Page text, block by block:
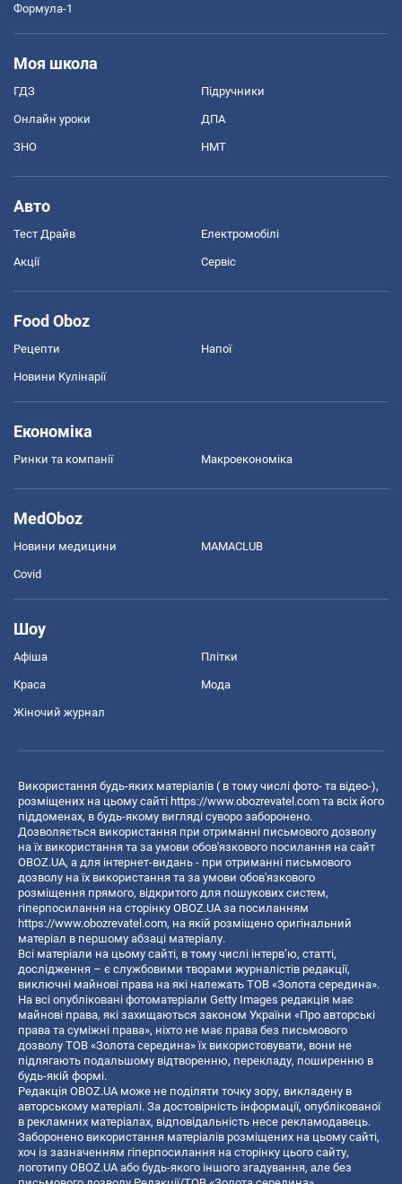
Формула-1
Моя школа
ГДЗ Підручники
Онлайн уроки ДПА
ЗНО НМТ
Авто
Тест Драйв Електромобілі
Акції Сервіс
Food Oboz
Рецепти Напої
Новини Кулінарії
Економіка
Ринки та компанії Макроекономіка
MedOboz
Новини медицини MAMACLUB
Covid
Шоу
Афіша Плітки
Краса Мода
Жіночий журнал
Використання будь-яких матеріалів ( в тому числі фото- та відео-),
розміщених на цьому сайті https://www.obozrevatel.com та всіх його
піддоменах, в будь-якому вигляді суворо заборонено.
Дозволяється використання при отриманні письмового дозволу
на їх використання та за умови обов'язкового посилання на сайт
OBOZ.UA, а для інтернет-видань - при отриманні письмового
дозволу на їх використання та за умови обов'язкового
розміщення прямого, відкритого для пошукових систем,
гіперпосилання на сторінку OBOZ.UA за посиланням
https://www.obozrevatel.com, на якій розміщено оригінальний
матеріал в першому абзаці матеріалу.
Всі матеріали на цьому сайті, в тому числі інтерв’ю, статті,
дослідження – є службовими творами журналістів редакції,
виключні майнові права на які належать ТОВ «Золота середина».
На всі опубліковані фотоматеріали Getty Images редакція має
майнові права, які захищаються законом України «Про авторські
права та суміжні права», ніхто не має права без письмового
дозволу ТОВ «Золота середина» їх використовувати, вони не
підлягають подальшому відтворенню, перекладу, поширенню в
будь-якій формі.
Редакція OBOZ.UA може не поділяти точку зору, викладену в
авторському матеріалі. За достовірність інформації, опублікованої
в рекламних матеріалах, відповідальність несе рекламодавець.
Заборонено використання матеріалів розміщених на цьому сайті,
хоч із зазначенням гіперпосилання на сторінку цього сайту,
логотипу OBOZ.UA або будь-якого іншого згадування, але без